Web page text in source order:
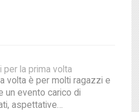
per la prima volta
volta è per molti ragazzi e
un evento carico di
aspettative…